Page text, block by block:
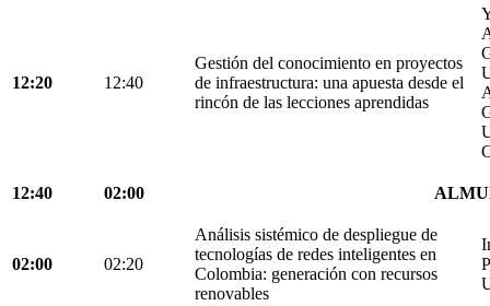
12:20 12:40
Gestión del conocimiento en proyectos
de infraestructura: una apuesta desde el
rincón de las lecciones aprendidas
12:40 02:00
02:00 02:20
Análisis sistémico de despliegue de
tecnologías de redes inteligentes en
Colombia: generación con recursos
renovables